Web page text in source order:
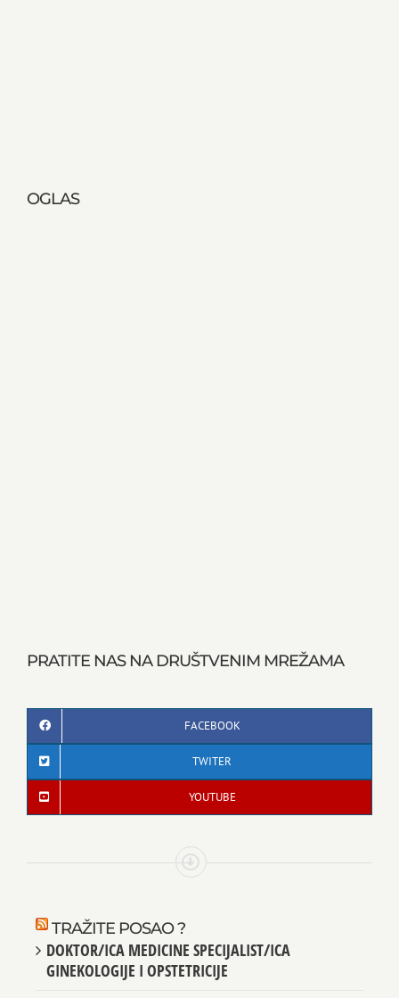
OGLAS
PRATITE NAS NA DRUŠTVENIM MREŽAMA
FACEBOOK
TWITER
YOUTUBE
TRAŽITE POSAO ?
DOKTOR/ICA MEDICINE SPECIJALIST/ICA
GINEKOLOGIJE I OPSTETRICIJE